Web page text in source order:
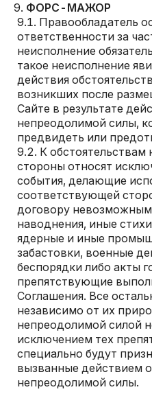
ФОРС-МАЖОР
Правообладатель
ответственности за
неисполнение
такое неисполнение
действия
возникших после
Сайте в результате
непреодолимой силы,
предвидеть или
К
стороны относят
события, делающие
соответствующей
договору
наводнения, иные
ядерные и иные
забастовки, военные
беспорядки либо акты
препятствующие
Соглашения. Все
независимо от их
непреодолимой силой
исключением тех
специально будут
вызванные действием
непреодолимой силы.